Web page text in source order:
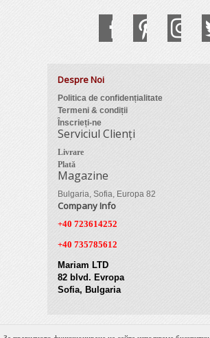
Despre Noi
Politica de confidențialitate
Termeni & condiții
Înscrieți-ne
Serviciul Clienți
Livrare
Plată
Magazine
Bulgaria, Sofia, Europa 82
Company Info
+40 723614252
+40 735785612
Mariam LTD
82 blvd. Evropa
Sofia, Bulgaria